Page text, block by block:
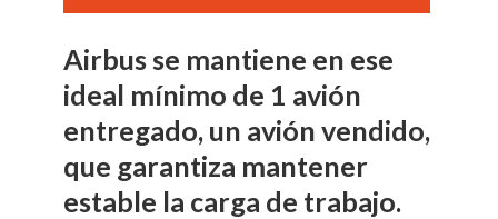
Airbus se mantiene en ese
ideal mínimo de 1 avión
entregado, un avión vendido,
que garantiza mantener
estable la carga de trabajo.